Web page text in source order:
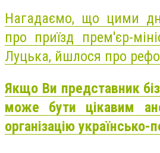
Нагадаємо, що цими
про приїзд прем'єр-
Луцька, йшлося про
Якщо Ви представник
може бути цікавим
організацію українсько-